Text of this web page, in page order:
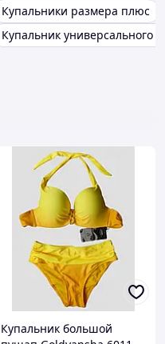
Купальники размера плюс
Купальник универсального
Купальник большой